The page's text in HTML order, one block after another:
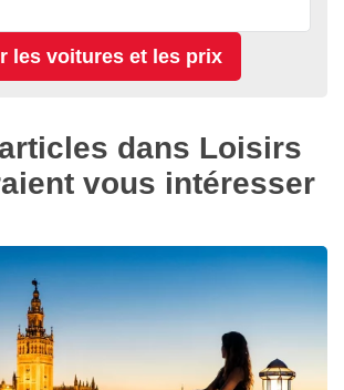
dans Loisirs
vous intéresser